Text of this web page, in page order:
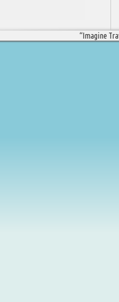
“Imagine